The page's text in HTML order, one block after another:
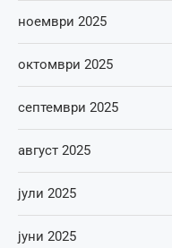
ноември 2025
октомври 2025
септември 2025
август 2025
јули 2025
јуни 2025